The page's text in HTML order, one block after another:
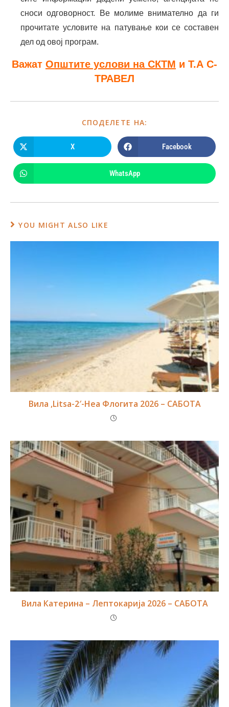
сноси одговорност. Ве молиме внимателно да ги
прочитате условите на патување кои се составен
дел од овој програм.
Важат Општите услови на СКТМ и Т.А С-
ТРАВЕЛ
СПОДЕЛЕТЕ НА:
X Facebook
WhatsApp
YOU MIGHT ALSO LIKE
Вила ,Litsa-2′-Неа Флогита 2026 – САБОТА
Вила Катерина – Лептокарија 2026 – САБОТА